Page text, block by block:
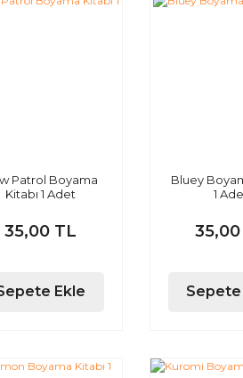
Patrol Boyama
Kitabı 1 Adet
35,00 TL
Ekle
Bluey
1
Sepete